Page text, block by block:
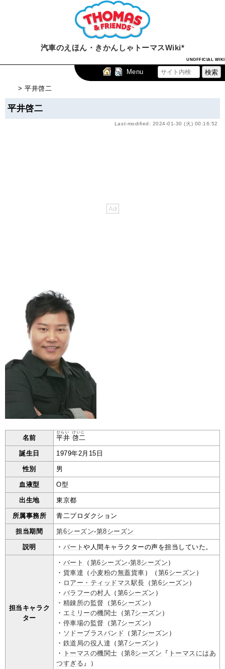
汽車のえほん・きかんしゃトーマスWiki*
UNOFFICIAL WIKI
Menu
> 平井啓二
平井啓二
Last-modified: 2024-01-30 (火) 00:16:52
名前 平井
ひらい
啓二
けいじ
誕生日 1979年2月15日
性別 男
血液型 O型
出生地 東京都
所属事務所 青二プロダクション
担当期間 第6シーズン-第8シーズン
説明 ・ バートや人間キャラクターの声を担当していた。
担当キャラク
ター
・ バート （ 第6シーズン-第8シーズン ）
・ 貨車達 （ 小麦粉の無蓋貨車 ）（ 第6シーズン ）
・ ロアー・ティッドマス駅長 （第6シーズン ）
・ バラフーの村人 （ 第6シーズン ）
・ 精錬所の監督 （第6シーズン ）
・ エミリーの機関士 （第7シーズン ）
・ 停車場の監督 （第7シーズン ）
・ ソドーブラスバンド （ 第7シーズン ）
・ 鉄道局の役人達 （ 第7シーズン ）
・
トーマスの機関士 （第8シーズン 『 トーマスにはあ
つすぎる 』）